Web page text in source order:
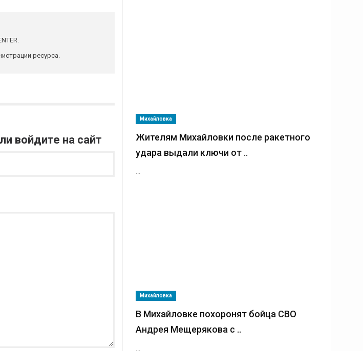
ресурса.
войдите на сайт
Михайловка
Жителям Михайловки после ракетного
удара выдали ключи от ..
...
Михайловка
В Михайловке похоронят бойца СВО
Андрея Мещерякова с ..
...